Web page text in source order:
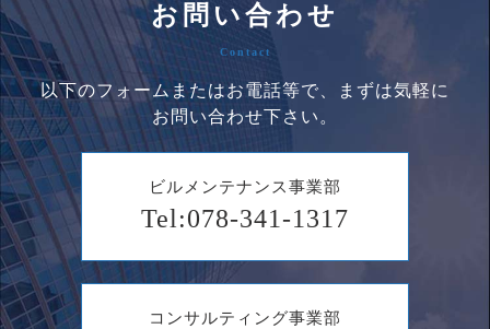
お問い合わせ
Contact
以下のフォームまたはお電話等で、まずは気軽に
お問い合わせ下さい。
ビルメンテナンス事業部
Tel:078-341-1317
コンサルティング事業部